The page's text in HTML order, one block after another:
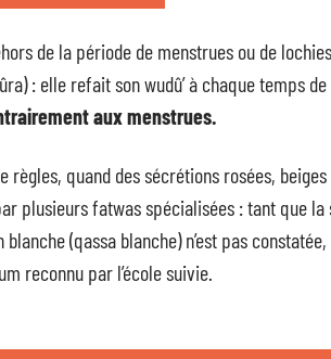
de la période de menstrues ou de
: elle refait son wudû’ à chaque temps
aux menstrues.
quand des sécrétions rosées,
plusieurs fatwas spécialisées : tant que la
(qassa blanche) n’est pas
reconnu par l’école suivie.